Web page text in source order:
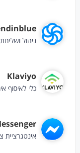
ניהול
Klaviyo
כלי לאיסוף
אינטגרציית